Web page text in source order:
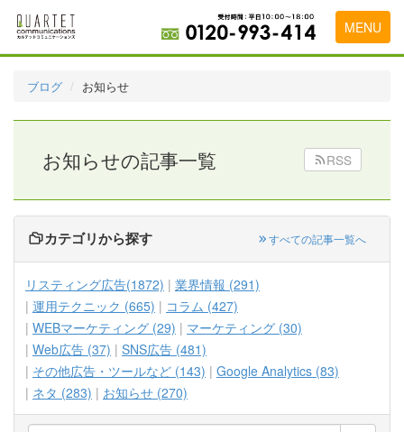
MENU
代理店の乗り換えをお考えの方
広告代理店・HP制作会社様へ
お申し込みから運用開始までの流れ
会社概要
お問い合わせ
ブログ お知らせ
お知らせの記事一覧 RSS
カテゴリから探す すべての記事一覧へ
リスティング広告(1872)
業界情報 (291)
運用テクニック (665)
コラム (427)
WEBマーケティング (29)
マーケティング (30)
Web広告 (37)
SNS広告 (481)
その他広告・ツールなど (143)
Google Analytics (83)
ネタ (283)
お知らせ (270)